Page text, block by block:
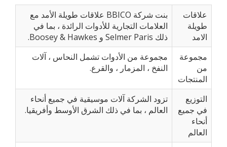
علاقات
طويلة
الامد
بنت شركة BBICO علاقات طويلة الأمد مع
العلامات التجارية للأدوات الرائدة ، بما في
ذلك Selmer Paris و Boosey & Hawkes.
مجموعة
من
المنتجات
مجموعة من الأدوات تشمل النحاس ، آلات
النفخ ، المزمار ، والقرع.
التوزيع
في جميع
أنحاء
العالم
تزود الشركة آلات موسيقية في جميع أنحاء
العالم ، بما في ذلك الشرق الأوسط وأفريقيا.